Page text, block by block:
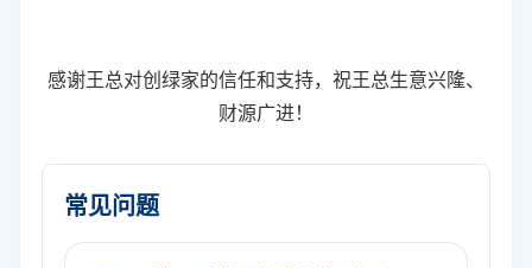
感谢王总对创绿家的信任和支持，祝王总生意兴隆、
财源广进！
常见问题